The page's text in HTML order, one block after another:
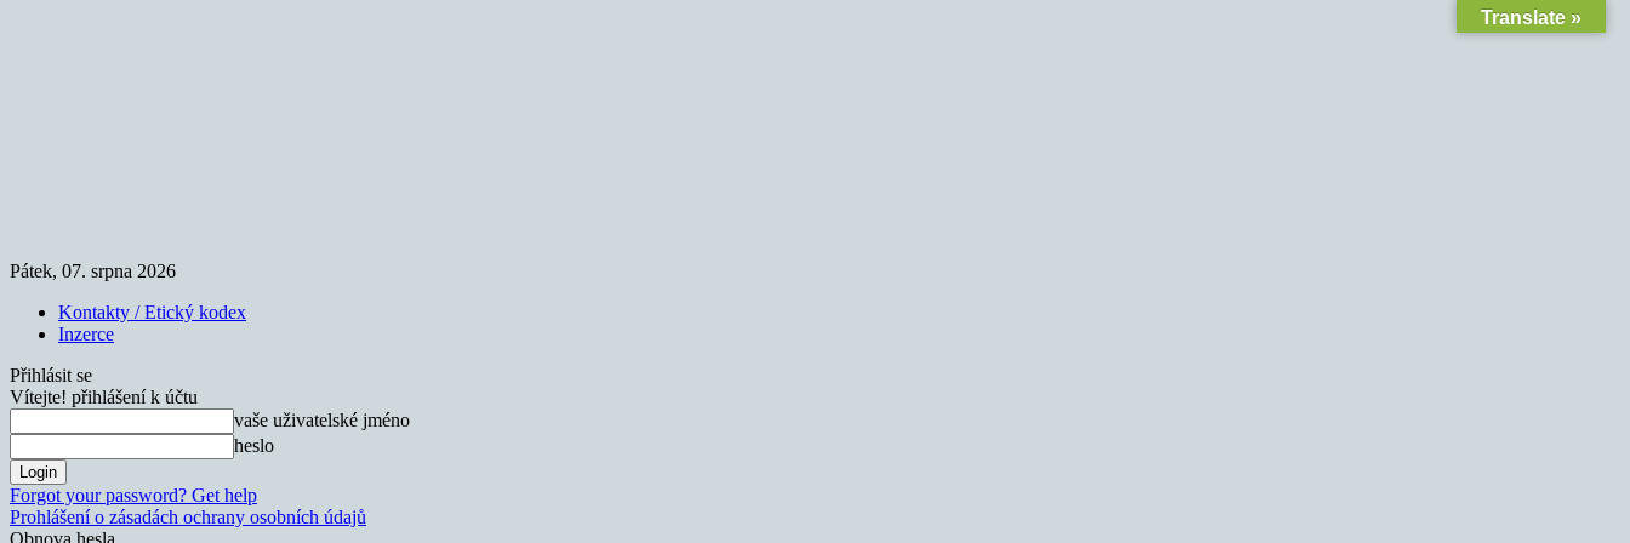
Pátek, 07. srpna 2026
Kontakty / Etický kodex
Inzerce
Přihlásit se
Vítejte! přihlášení k účtu
vaše uživatelské jméno
heslo
Forgot your password? Get help
Prohlášení o zásadách ochrany osobních údajů
Obnova hesla
Translate »